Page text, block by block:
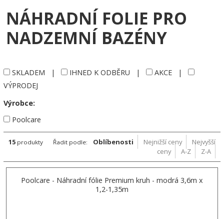
NÁHRADNÍ FOLIE PRO
NADZEMNÍ BAZÉNY
SKLADEM | IHNED K ODBĚRU | AKCE |
VÝPRODEJ
Výrobce:
Poolcare
15 produkty Řadit podle: Oblíbenosti Nejnižší ceny
Nejvyšší
ceny
A-Z Z-A
Poolcare - Náhradní fólie Premium kruh - modrá 3,6m x
1,2-1,35m